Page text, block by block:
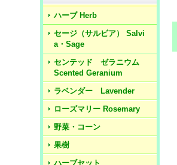
ハーブ Herb
セージ（サルビア） Salvi
a・Sage
センテッド ゼラニウム
Scented Geranium
ラベンダー Lavender
ローズマリー Rosemary
野菜・コーン
果樹
ハーブセット